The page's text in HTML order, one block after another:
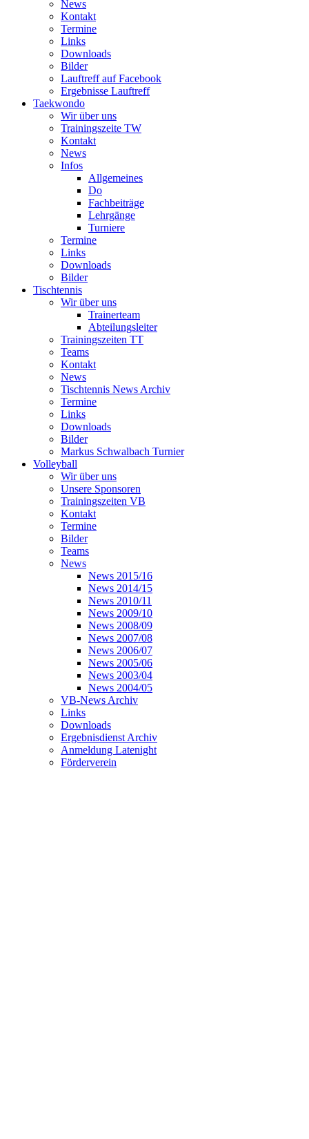
News
Kontakt
Termine
Links
Downloads
Bilder
Lauftreff auf Facebook
Ergebnisse Lauftreff
Taekwondo
Wir über uns
Trainingszeite TW
Kontakt
News
Infos
Allgemeines
Do
Fachbeiträge
Lehrgänge
Turniere
Termine
Links
Downloads
Bilder
Tischtennis
Wir über uns
Trainerteam
Abteilungsleiter
Trainingszeiten TT
Teams
Kontakt
News
Tischtennis News Archiv
Termine
Links
Downloads
Bilder
Markus Schwalbach Turnier
Volleyball
Wir über uns
Unsere Sponsoren
Trainingszeiten VB
Kontakt
Termine
Bilder
Teams
News
News 2015/16
News 2014/15
News 2010/11
News 2009/10
News 2008/09
News 2007/08
News 2006/07
News 2005/06
News 2003/04
News 2004/05
VB-News Archiv
Links
Downloads
Ergebnisdienst Archiv
Anmeldung Latenight
Förderverein